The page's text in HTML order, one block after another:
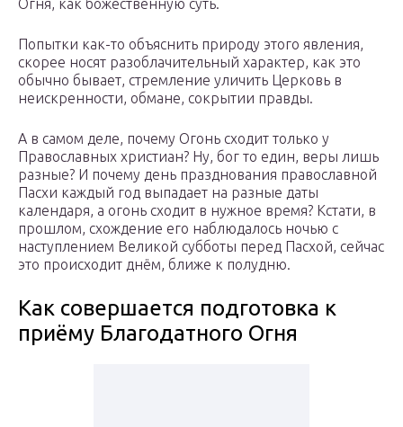
Огня, как божественную суть.
Попытки как-то объяснить природу этого явления,
скорее носят разоблачительный характер, как это
обычно бывает, стремление уличить Церковь в
неискренности, обмане, сокрытии правды.
А в самом деле, почему Огонь сходит только у
Православных христиан? Ну, бог то един, веры лишь
разные? И почему день празднования православной
Пасхи каждый год выпадает на разные даты
календаря, а огонь сходит в нужное время? Кстати, в
прошлом, схождение его наблюдалось ночью с
наступлением Великой субботы перед Пасхой, сейчас
это происходит днём, ближе к полудню.
Как совершается подготовка к
приёму Благодатного Огня